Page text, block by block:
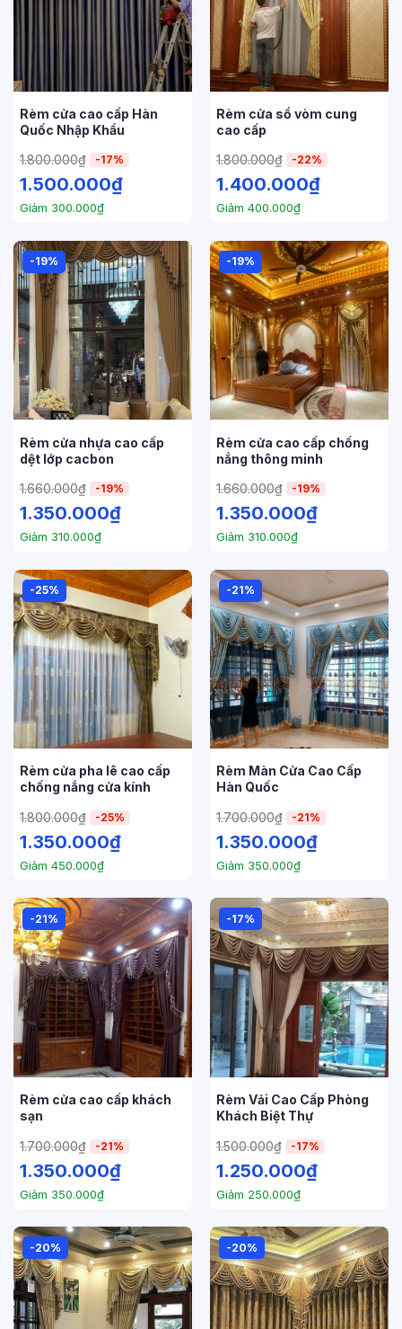
Rèm cửa cao cấp Hàn
Quốc Nhập Khẩu
1.800.000₫ -17%
1.500.000₫
Giảm 300.000₫
Rèm cửa sổ vòm cung
cao cấp
1.800.000₫ -22%
1.400.000₫
Giảm 400.000₫
-19%
Rèm cửa nhựa cao cấp
dệt lớp cacbon
1.660.000₫ -19%
1.350.000₫
Giảm 310.000₫
-19%
Rèm cửa cao cấp chống
nắng thông minh
1.660.000₫ -19%
1.350.000₫
Giảm 310.000₫
-25%
Rèm cửa pha lê cao cấp
chống nắng cửa kính
1.800.000₫ -25%
1.350.000₫
Giảm 450.000₫
-21%
Rèm Màn Cửa Cao Cấp
Hàn Quốc
1.700.000₫ -21%
1.350.000₫
Giảm 350.000₫
-21%
Rèm cửa cao cấp khách
sạn
1.700.000₫ -21%
1.350.000₫
Giảm 350.000₫
-17%
Rèm Vải Cao Cấp Phòng
Khách Biệt Thự
1.500.000₫ -17%
1.250.000₫
Giảm 250.000₫
-20% -20%